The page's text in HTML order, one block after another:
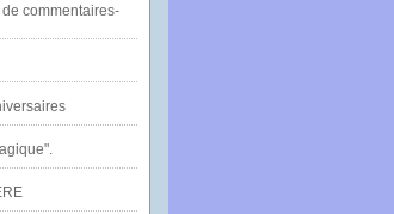
commentaires-